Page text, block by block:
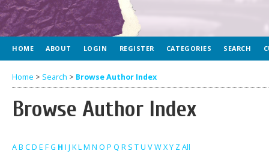
HOME ABOUT LOGIN REGISTER CATEGORIES SEARCH
Home > Search > Browse Author Index
Browse Author Index
AB CD E FG H I J KLM N O P Q R S TU VWXY ZAll